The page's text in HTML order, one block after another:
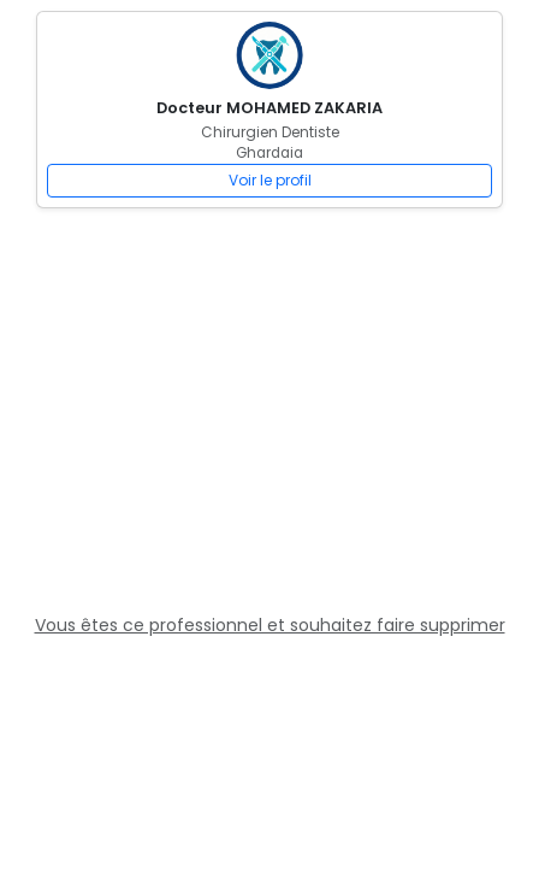
Docteur MOHAMED ZAKARIA
Chirurgien Dentiste
Ghardaia
Voir le profil
Vous êtes ce professionnel et souhaitez faire supprimer